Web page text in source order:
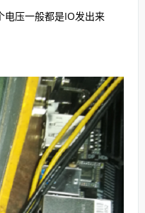
压一般都是IO发出来